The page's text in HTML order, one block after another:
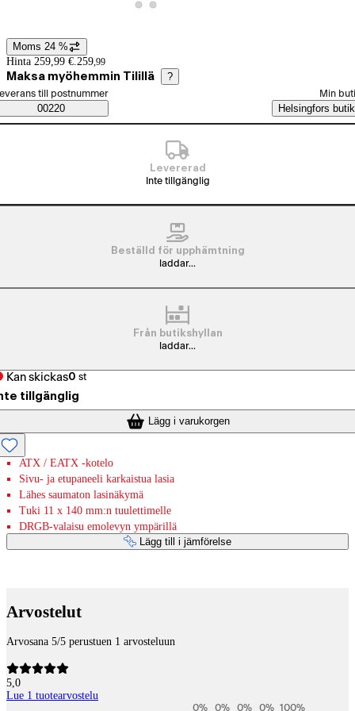
Visa produktbild 20
Visa produktbild 21
Prisinformation
Moms 24 %
Hinta 259,99 €. 259,99
Maksa myöhemmin Tilillä ?
Saatavuustiedot
beställningssätt
till postnummer
00220
Min
Helsingfors butik
Levererad
Inte tillgänglig
Beställd för upphämtning
laddar...
Från butikshyllan
laddar...
Kan skickas0 st
tillgänglig
Lägg i varukorgen
ATX / EATX -kotelo
Sivu- ja etupaneeli karkaistua lasia
Lähes saumaton lasinäkymä
Tuki 11 x 140 mm:n tuulettimelle
DRGB-valaisu emolevyn ympärillä
Lägg till i jämförelse
Arvostelut
Arvosana 5/5 perustuen 1 arvosteluun
5,0
Lue 1 tuotearvostelu
0% 0% 0% 0% 100%